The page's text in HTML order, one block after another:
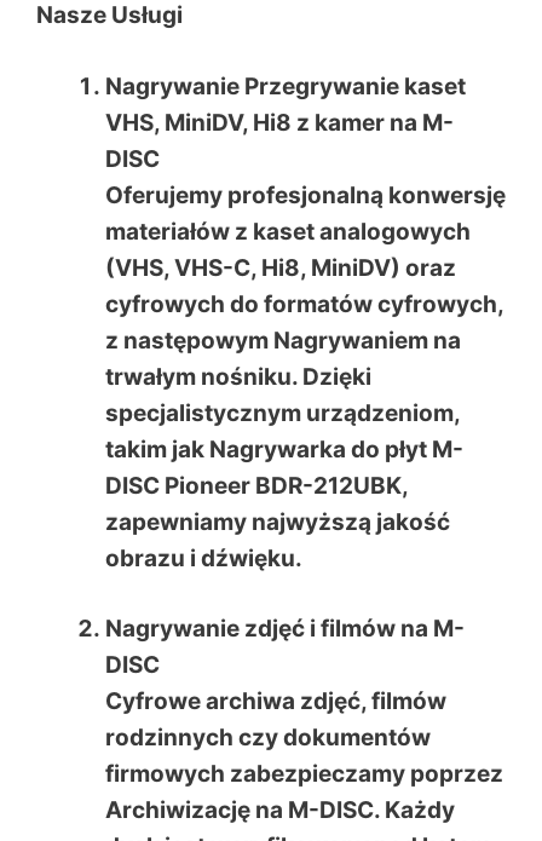
Nasze Usługi
Nagrywanie Przegrywanie kaset
VHS, MiniDV, Hi8 z kamer na M-
DISC
Oferujemy profesjonalną konwersję
materiałów z kaset analogowych
(VHS, VHS-C, Hi8, MiniDV) oraz
cyfrowych do formatów cyfrowych,
z następowym Nagrywaniem na
trwałym nośniku. Dzięki
specjalistycznym urządzeniom,
takim jak Nagrywarka do płyt M-
DISC Pioneer BDR-212UBK,
zapewniamy najwyższą jakość
obrazu i dźwięku.
Nagrywanie zdjęć i filmów na M-
DISC
Cyfrowe archiwa zdjęć, filmów
rodzinnych czy dokumentów
firmowych zabezpieczamy poprzez
Archiwizację na M-DISC. Każdy